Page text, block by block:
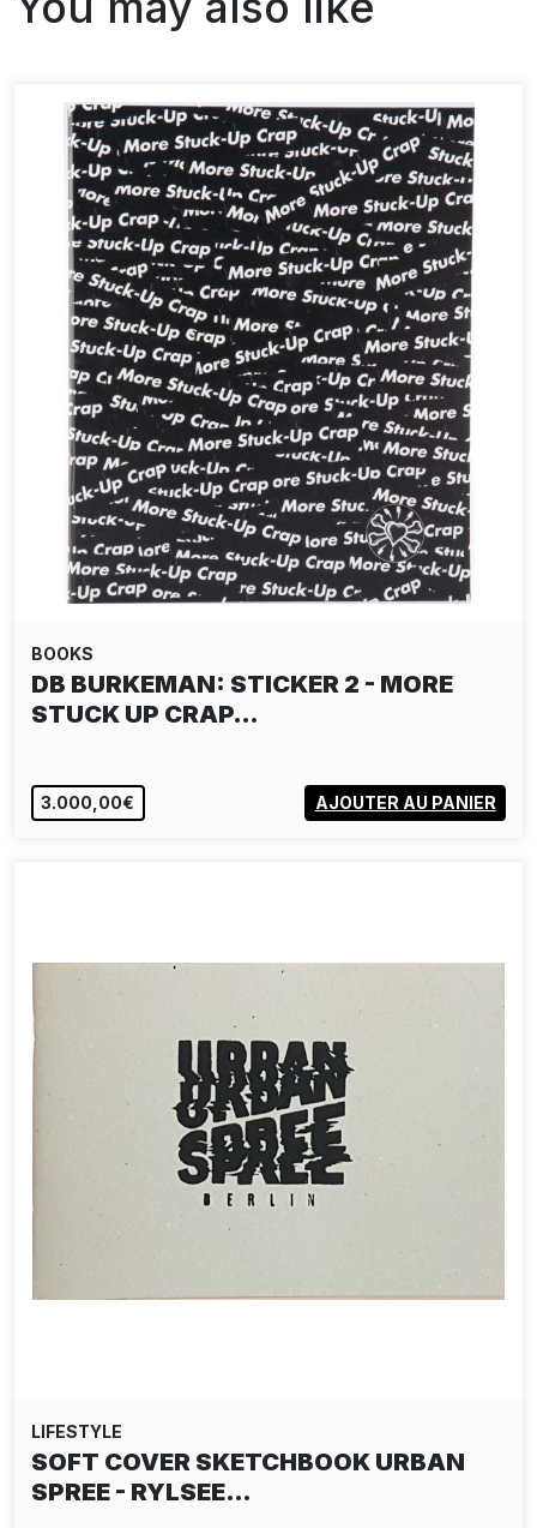
BOOKS
DB BURKEMAN: STICKER 2 - MORE
STUCK UP CRAP…
3.000,00€ AJOUTER AU PANIER
LIFESTYLE
SOFT COVER SKETCHBOOK URBAN
SPREE - RYLSEE…